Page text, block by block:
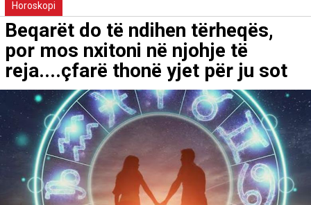
Horoskopi
Beqarët do të ndihen tërheqës,
por mos nxitoni në njohje të
reja....çfarë thonë yjet për ju sot